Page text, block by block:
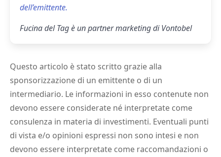
dell’emittente.
Fucina del Tag è un partner marketing di Vontobel
Questo articolo è stato scritto grazie alla
sponsorizzazione di un emittente o di un
intermediario. Le informazioni in esso contenute non
devono essere considerate né interpretate come
consulenza in materia di investimenti. Eventuali punti
di vista e/o opinioni espressi non sono intesi e non
devono essere interpretate come raccomandazioni o